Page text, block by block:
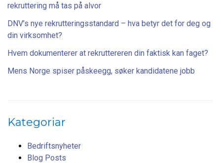
rekruttering må tas på alvor
DNV’s nye rekrutteringsstandard – hva betyr det for deg og
din virksomhet?
Hvem dokumenterer at rekruttereren din faktisk kan faget?
Mens Norge spiser påskeegg, søker kandidatene jobb
Kategoriar
Bedriftsnyheter
Blog Posts